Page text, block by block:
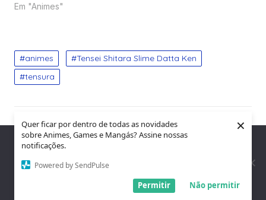
Quer ficar por dentro de todas as novidades
sobre Animes, Games e Mangás? Assine nossas
notificações.
Powered by SendPulse
Não permitir
Permitir
×
Em "Animes"
animes
Tensei Shitara Slime Datta Ken
tensura
Navegação
de
Post
PREVIOUS
Previous
post:
50 Curiosidades Sobre Zebras: O Fascinante
Nós utilizamos cookies para garantir que você tenha a melhor
experiência em nosso site. Se você continua a usar este site,
assumimos que você está satisfeito.
Entendi!